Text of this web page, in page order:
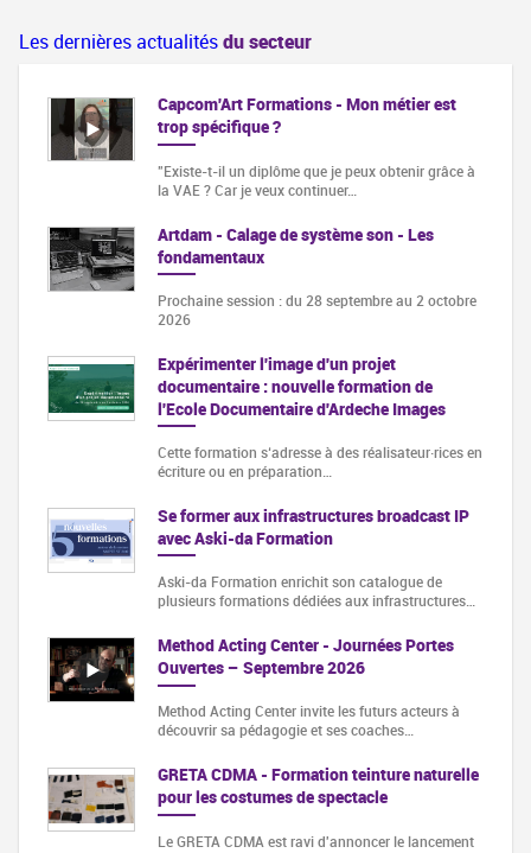
Les dernières actualitésdu secteur
Capcom'Art Formations - Mon métier est
trop spécifique ?
"Existe-t-il un diplôme que je peux obtenir grâce à
la VAE ? Car je veux continuer…
Artdam - Calage de système son - Les
fondamentaux
Prochaine session : du 28 septembre au 2 octobre
2026
Expérimenter l'image d'un projet
documentaire : nouvelle formation de
l'Ecole Documentaire d'Ardeche Images
Cette formation s‘adresse à des réalisateur·rices en
écriture ou en préparation…
Se former aux infrastructures broadcast IP
avec Aski-da Formation
Aski-da Formation enrichit son catalogue de
plusieurs formations dédiées aux infrastructures…
Method Acting Center - Journées Portes
Ouvertes – Septembre 2026
Method Acting Center invite les futurs acteurs à
découvrir sa pédagogie et ses coaches…
GRETA CDMA - Formation teinture naturelle
pour les costumes de spectacle
Le GRETA CDMA est ravi d'annoncer le lancement